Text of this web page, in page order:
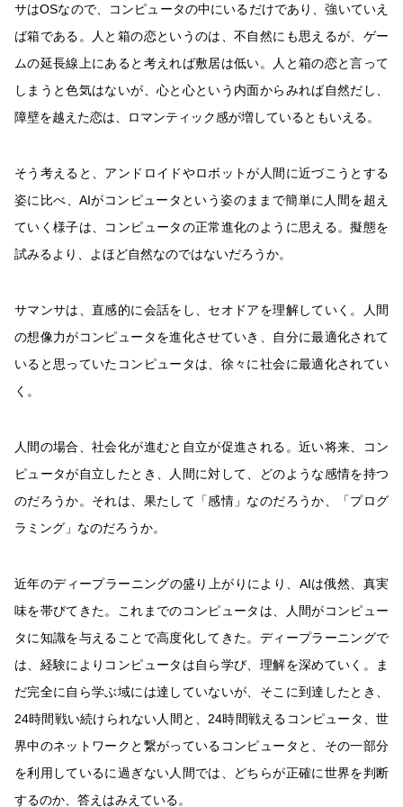
サはOSなので、コンピュータの中にいるだけであり、強いていえ
ば箱である。人と箱の恋というのは、不自然にも思えるが、ゲー
ムの延長線上にあると考えれば敷居は低い。人と箱の恋と言って
しまうと色気はないが、心と心という内面からみれば自然だし、
障壁を越えた恋は、ロマンティック感が増しているともいえる。
そう考えると、アンドロイドやロボットが人間に近づこうとする
姿に比べ、AIがコンピュータという姿のままで簡単に人間を超え
ていく様子は、コンピュータの正常進化のように思える。擬態を
試みるより、よほど自然なのではないだろうか。
サマンサは、直感的に会話をし、セオドアを理解していく。人間
の想像力がコンピュータを進化させていき、自分に最適化されて
いると思っていたコンピュータは、徐々に社会に最適化されてい
く。
人間の場合、社会化が進むと自立が促進される。近い将来、コン
ピュータが自立したとき、人間に対して、どのような感情を持つ
のだろうか。それは、果たして「感情」なのだろうか、「プログ
ラミング」なのだろうか。
近年のディープラーニングの盛り上がりにより、AIは俄然、真実
味を帯びてきた。これまでのコンピュータは、人間がコンピュー
タに知識を与えることで高度化してきた。ディープラーニングで
は、経験によりコンピュータは自ら学び、理解を深めていく。ま
だ完全に自ら学ぶ域には達していないが、そこに到達したとき、
24時間戦い続けられない人間と、24時間戦えるコンピュータ、世
界中のネットワークと繋がっているコンピュータと、その一部分
を利用しているに過ぎない人間では、どちらが正確に世界を判断
するのか、答えはみえている。